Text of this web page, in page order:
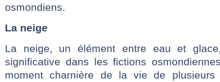
osmondiens.
La neige
La neige, un élément entre eau et
significative dans les fictions
moment charnière de la vie de plusieurs